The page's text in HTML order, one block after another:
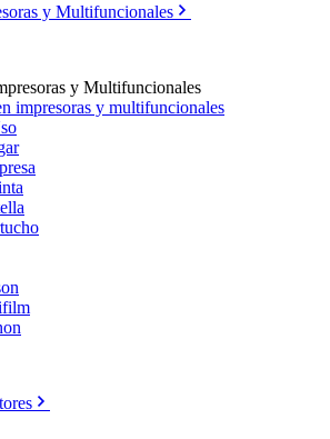
y Multifuncionales
y Multifuncionales
impresoras y multifuncionales